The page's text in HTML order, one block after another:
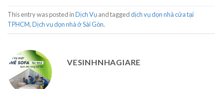
This entry was posted inDịch Vụand taggeddịch vụ dọn nhà cửa tại
TPHCM,Dịch vụ dọn nhà ở Sài Gòn.
VESINHNHAGIARE